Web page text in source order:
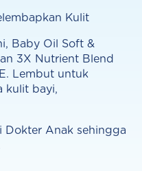
Kulit
Baby Oil Soft &
3X Nutrient Blend
Lembut untuk
kulit bayi,
Dokter Anak sehingga